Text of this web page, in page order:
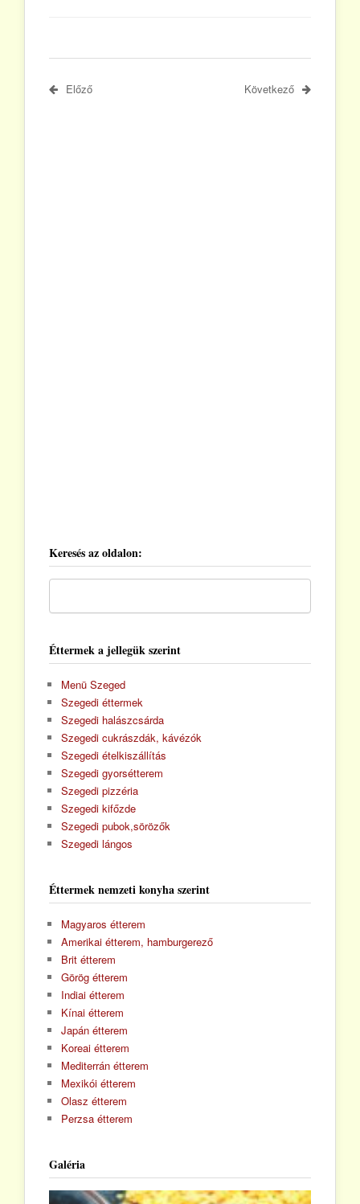
Előző Következő
Keresés az oldalon:
Éttermek a jellegük szerint
Menü Szeged
Szegedi éttermek
Szegedi halászcsárda
Szegedi cukrászdák, kávézók
Szegedi ételkiszállítás
Szegedi gyorsétterem
Szegedi pizzéria
Szegedi kifőzde
Szegedi pubok,sörözők
Szegedi lángos
Éttermek nemzeti konyha szerint
Magyaros étterem
Amerikai étterem, hamburgerező
Brit étterem
Görög étterem
Indiai étterem
Kínai étterem
Japán étterem
Koreai étterem
Mediterrán étterem
Mexikói étterem
Olasz étterem
Perzsa étterem
Galéria